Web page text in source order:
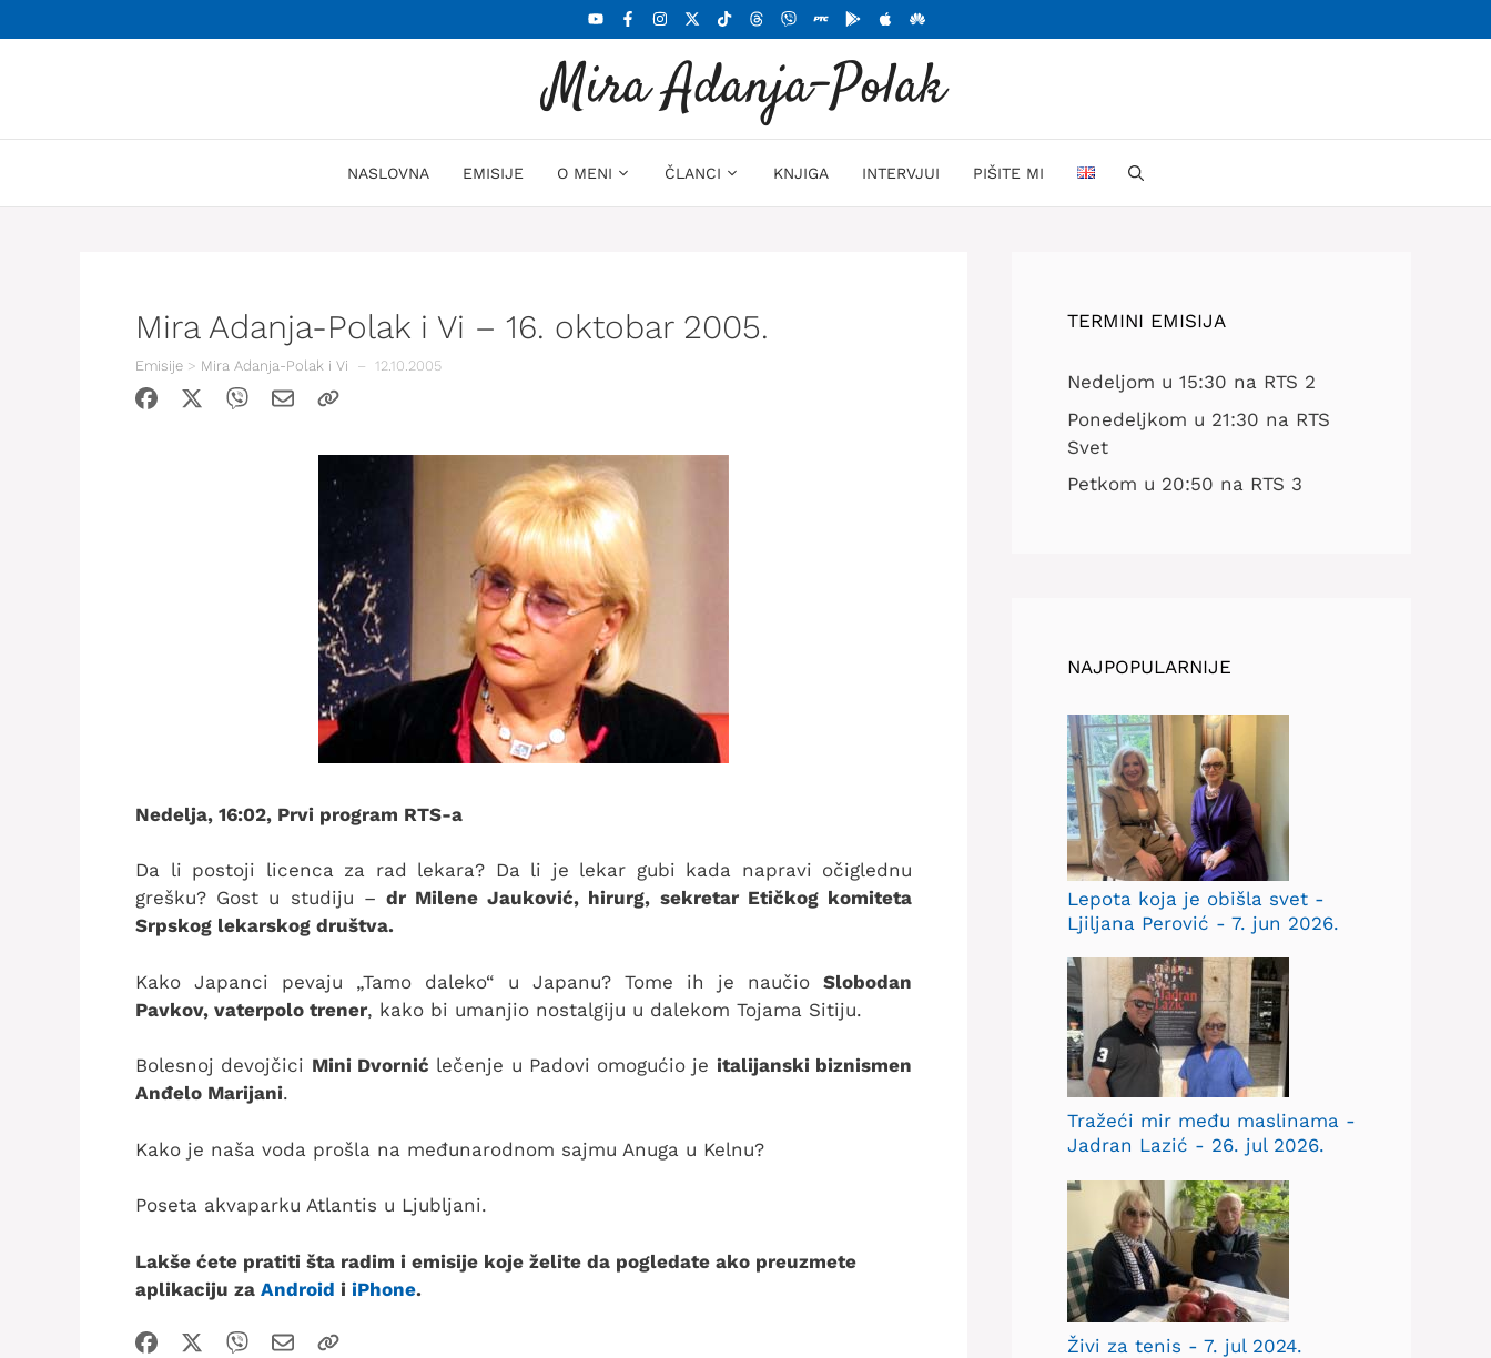
na
Mira Adanja-Polak
NASLOVNA EMISIJE O MENI ČLANCI KNJIGA INTERVJUI PIŠITE MI
Mira Adanja-Polak i Vi – 16. oktobar 2005.
Emisije > Mira Adanja-Polak i Vi – 12.10.2005
Nedelja, 16:02, Prvi program RTS-a
Da li postoji licenca za rad lekara? Da li je lekar gubi kada napravi očiglednu
grešku? Gost u studiju – dr Milene Jauković, hirurg, sekretar Etičkog komiteta
Srpskog lekarskog društva.
Kako Japanci pevaju „Tamo daleko“ u Japanu? Tome ih je naučio Slobodan
Pavkov, vaterpolo trener, kako bi umanjio nostalgiju u dalekom Tojama Sitiju.
Bolesnoj devojčici Mini Dvornić lečenje u Padovi omogućio je italijanski biznismen
Anđelo Marijani.
Kako je naša voda prošla na međunarodnom sajmu Anuga u Kelnu?
Poseta akvaparku Atlantis u Ljubljani.
Lakše ćete pratiti šta radim i emisije koje želite da pogledate ako preuzmete
aplikaciju za Android i iPhone.
TERMINI EMISIJA
Nedeljom u 15:30 na RTS 2
Ponedeljkom u 21:30 na RTS
Svet
Petkom u 20:50 na RTS 3
NAJPOPULARNIJE
Lepota koja je obišla svet -
Ljiljana Perović - 7. jun 2026.
Tražeći mir među maslinama -
Jadran Lazić - 26. jul 2026.
Živi za tenis - 7. jul 2024.